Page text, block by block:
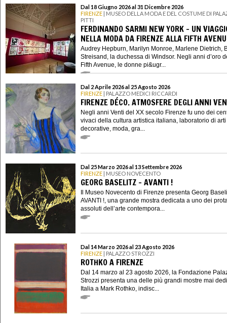
Dal 18 Giugno 2026 al 31 Dicembre 2026
FIRENZE | MUSEO DELLA MODA E DEL COSTUME DI
PITTI
FERDINANDO SARMI NEW YORK - UN
NELLA MODA DA FIRENZE ALLA FIFTH
Audrey Hepburn, Marilyn Monroe, Marlene Dietrich,
Streisand, la duchessa di Windsor. Negli anni d’oro
Fifth Avenue, le donne pi&ugr...
Dal 2 Aprile 2026 al 25 Agosto 2026
FIRENZE | PALAZZO MEDICI RICCARDI
FIRENZE DÉCO. ATMOSFERE DEGLI ANNI
Negli anni Venti del XX secolo Firenze fu uno dei
vivaci della cultura artistica italiana, laboratorio di arti
decorative, moda, gra...
Dal 25 Marzo 2026 al 13 Settembre 2026
FIRENZE | MUSEO NOVECENTO
GEORG BASELITZ - AVANTI !
Il Museo Novecento di Firenze presenta Georg
AVANTI !, una grande mostra dedicata a uno dei
assoluti dell’arte contempora...
Dal 14 Marzo 2026 al 23 Agosto 2026
FIRENZE | PALAZZO STROZZI
ROTHKO A FIRENZE
Dal 14 marzo al 23 agosto 2026, la Fondazione
Strozzi presenta una delle più grandi mostre mai
Italia a Mark Rothko, indisc...